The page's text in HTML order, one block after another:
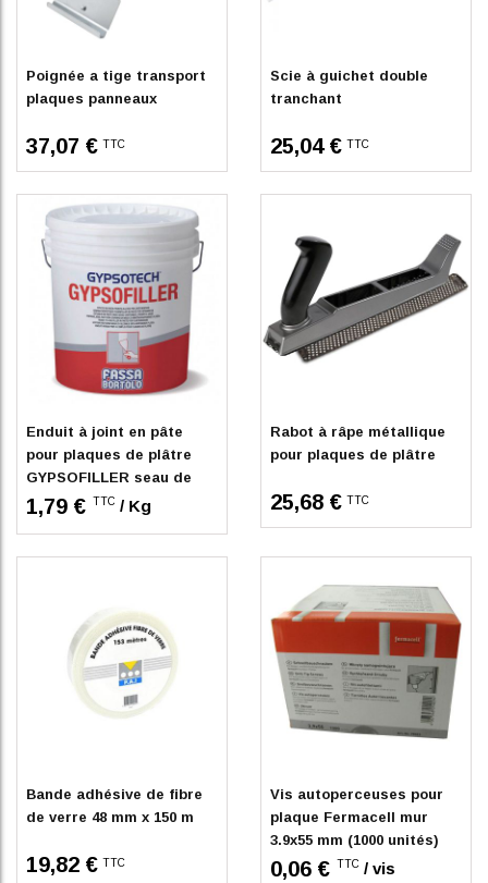
En stock
Poignée a tige transport
plaques panneaux
37,07 € TTC
Scie à guichet double
tranchant
25,04 € TTC
Indisponible
Enduit à joint en pâte
pour plaques de plâtre
GYPSOFILLER seau de
25kg
1,79 € TTC / Kg
En stock
Rabot à râpe métallique
pour plaques de plâtre
25,68 € TTC
Bande adhésive de fibre
de verre 48 mm x 150 m
19,82 € TTC
En stock
Vis autoperceuses pour
plaque Fermacell mur
3.9x55 mm (1000 unités)
0,06 € TTC / vis